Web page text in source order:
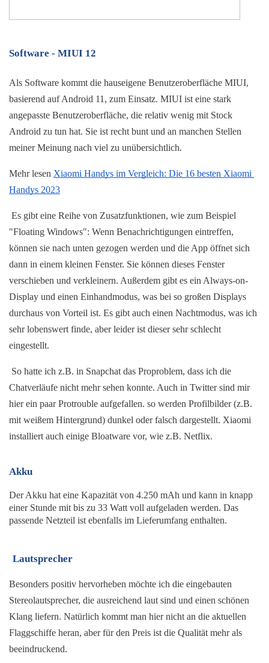
Software - MIUI 12
Als Software kommt die hauseigene Benutzeroberfläche MIUI,
basierend auf Android 11, zum Einsatz. MIUI ist eine stark
angepasste Benutzeroberfläche, die relativ wenig mit Stock
Android zu tun hat. Sie ist recht bunt und an manchen Stellen
meiner Meinung nach viel zu unübersichtlich.
Mehr lesen Xiaomi Handys im Vergleich: Die 16 besten Xiaomi
Handys 2023
Es gibt eine Reihe von Zusatzfunktionen, wie zum Beispiel
"Floating Windows": Wenn Benachrichtigungen eintreffen,
können sie nach unten gezogen werden und die App öffnet sich
dann in einem kleinen Fenster. Sie können dieses Fenster
verschieben und verkleinern. Außerdem gibt es ein Always-on-
Display und einen Einhandmodus, was bei so großen Displays
durchaus von Vorteil ist. Es gibt auch einen Nachtmodus, was ich
sehr lobenswert finde, aber leider ist dieser sehr schlecht
eingestellt.
So hatte ich z.B. in Snapchat das Proproblem, dass ich die
Chatverläufe nicht mehr sehen konnte. Auch in Twitter sind mir
hier ein paar Protrouble aufgefallen. so werden Profilbilder (z.B.
mit weißem Hintergrund) dunkel oder falsch dargestellt. Xiaomi
installiert auch einige Bloatware vor, wie z.B. Netflix.
Akku
Der Akku hat eine Kapazität von 4.250 mAh und kann in knapp
einer Stunde mit bis zu 33 Watt voll aufgeladen werden. Das
passende Netzteil ist ebenfalls im Lieferumfang enthalten.
Lautsprecher
Besonders positiv hervorheben möchte ich die eingebauten
Stereolautsprecher, die ausreichend laut sind und einen schönen
Klang liefern. Natürlich kommt man hier nicht an die aktuellen
Flaggschiffe heran, aber für den Preis ist die Qualität mehr als
beeindruckend.